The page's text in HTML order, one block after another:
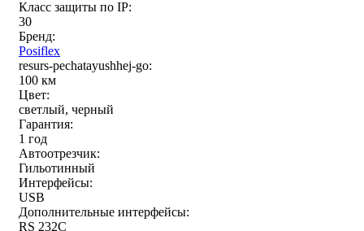
Класс защиты по IP:
30
Бренд:
Posiflex
resurs-pechatayushhej-go:
100 км
Цвет:
светлый, черный
Гарантия:
1 год
Автоотрезчик:
Гильотинный
Интерфейсы:
USB
Дополнительные интерфейсы:
RS 232C